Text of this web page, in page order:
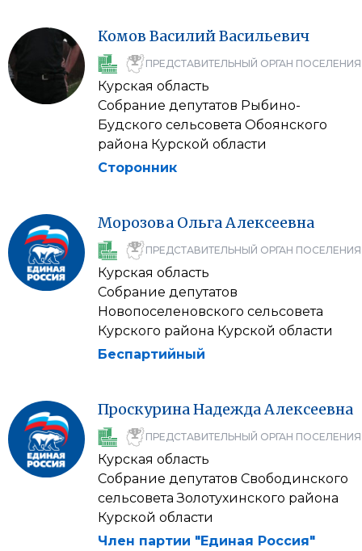
Комов ВасилийВасильевич
ПРЕДСТАВИТЕЛЬНЫЙ ОРГАН ПОСЕЛЕНИЯ
Курская область
Собрание депутатов Рыбино-
Будского сельсовета Обоянского
района Курской области
Сторонник
Морозова ОльгаАлексеевна
ПРЕДСТАВИТЕЛЬНЫЙ ОРГАН ПОСЕЛЕНИЯ
Курская область
Собрание депутатов
Новопоселеновского сельсовета
Курского района Курской области
Беспартийный
ПроскуринаНадеждаАлексеевна
ПРЕДСТАВИТЕЛЬНЫЙ ОРГАН ПОСЕЛЕНИЯ
Курская область
Собрание депутатов Свободинского
сельсовета Золотухинского района
Курской области
Член партии "Единая Россия"